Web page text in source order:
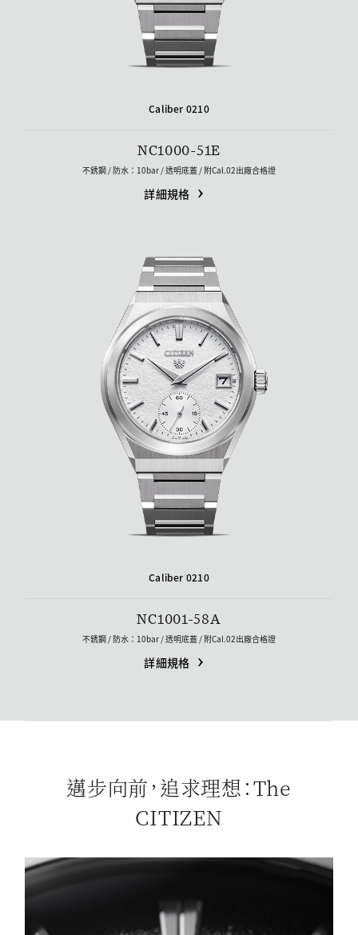
Caliber 0210
NC1000-51E
不銹鋼 / 防水：10bar / 透明底蓋 /​ 附Cal.02出廠合格證
詳細規格
Caliber 0210
NC1001-58A
不銹鋼 / 防水：10bar / 透明底蓋 /​ 附Cal.02出廠合格證
詳細規格
邁步向前，追求理想：The
CITIZEN